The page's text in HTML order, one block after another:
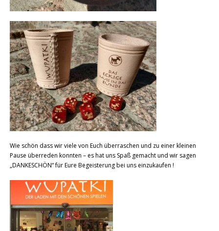
Wie schön dass wir viele von Euch überraschen und zu einer kleinen
Pause überreden konnten – es hat uns Spaß gemacht und wir sagen
„DANKESCHÖN“ für Eure Begeisterung bei uns einzukaufen !